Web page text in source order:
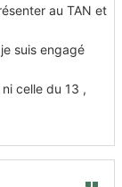
au TAN et
suis engagé
celle du 13 ,